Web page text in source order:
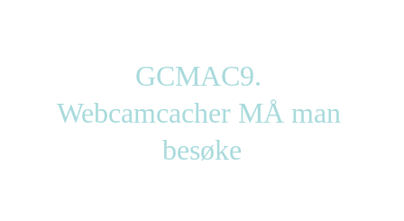
GCMAC9.
Webcamcacher MÅ man
besøke